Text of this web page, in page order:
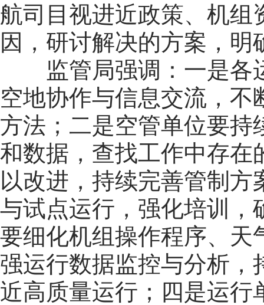
航司目视进近政策、机组
因，研讨解决的方案，
监管局强调：一是各
空地协作与信息交流，
方法；二是空管单位要持
和数据，查找工作中存在
以改进，持续完善管制
与试点运行，强化培训，
要细化机组操作程序、天
强运行数据监控与分析，
近高质量运行；四是运行